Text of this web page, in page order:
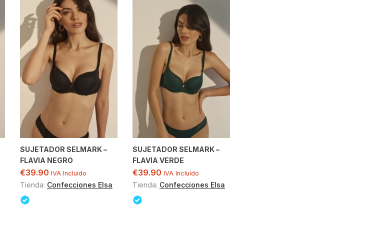
SUJETADOR SELMARK –
FLAVIA NEGRO
€39.90 IVA Incluído
Tienda: Confecciones Elsa
SUJETADOR SELMARK –
FLAVIA VERDE
€39.90 IVA Incluído
Tienda: Confecciones Elsa